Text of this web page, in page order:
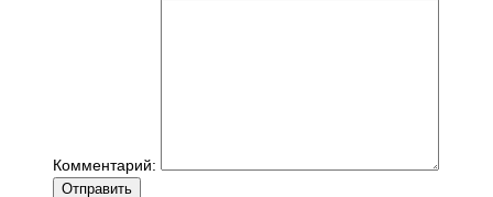
Комментарий:
Отправить